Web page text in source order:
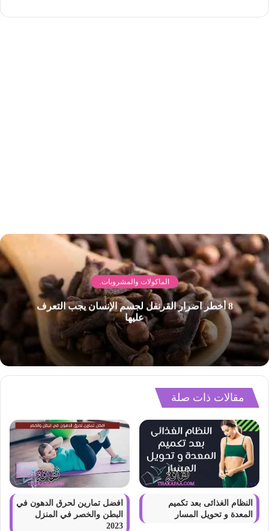
الماكولات والمشروبات.
8 أخطر اضرار القرنفل لجسم الإنسان يجب التعرف
عليها
مقالات ذات صلة
النظام الغذائى بعد تكميم
المعدة و تحويل المسار
افضل تمارين لحرق الدهون في
البطن والخصر في المنزل
2023